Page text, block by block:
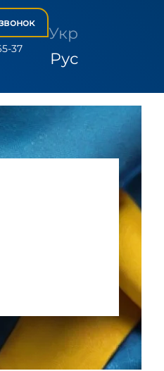
37
Укр
Рус